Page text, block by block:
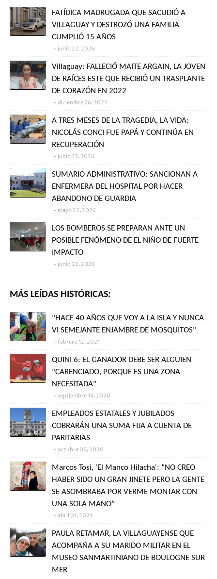
FATÍDICA MADRUGADA QUE SACUDIÓ A
VILLAGUAY Y DESTROZÓ UNA FAMILIA
CUMPLIÓ 15 AÑOS
junio 22, 2026
Villaguay: FALLECIÓ MAITE ARGAIN, LA JOVEN
DE RAÍCES ESTE QUE RECIBIÓ UN TRASPLANTE
DE CORAZÓN EN 2022
diciembre 26, 2025
A TRES MESES DE LA TRAGEDIA, LA VIDA:
NICOLÁS CONCI FUE PAPÁ Y CONTINÚA EN
RECUPERACIÓN
junio 27, 2026
SUMARIO ADMINISTRATIVO: SANCIONAN A
ENFERMERA DEL HOSPITAL POR HACER
ABANDONO DE GUARDIA
mayo 22, 2026
LOS BOMBEROS SE PREPARAN ANTE UN
POSIBLE FENÓMENO DE EL NIÑO DE FUERTE
IMPACTO
junio 22, 2026
MÁS LEÍDAS HISTÓRICAS:
"HACE 40 AÑOS QUE VOY A LA ISLA Y NUNCA
VI SEMEJANTE ENJAMBRE DE MOSQUITOS"
febrero 12, 2021
QUINI 6: EL GANADOR DEBE SER ALGUIEN
"CARENCIADO, PORQUE ES UNA ZONA
NECESITADA"
septiembre 14, 2020
EMPLEADOS ESTATALES Y JUBILADOS
COBRARÁN UNA SUMA FIJA A CUENTA DE
PARITARIAS
octubre 09, 2020
Marcos Tosi, 'El Manco Hilacha': “NO CREO
HABER SIDO UN GRAN JINETE PERO LA GENTE
SE ASOMBRABA POR VERME MONTAR CON
UNA SOLA MANO”
abril 01, 2021
PAULA RETAMAR, LA VILLAGUAYENSE QUE
ACOMPAÑA A SU MARIDO MILITAR EN EL
MUSEO SANMARTINIANO DE BOULOGNE SUR
MER